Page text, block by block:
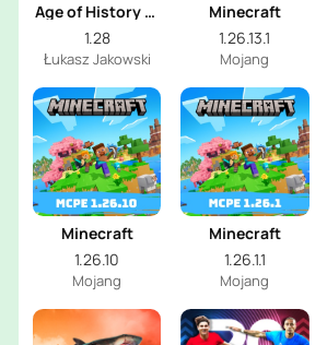
Age of History 2:
Definitive
Edition
1.28
Łukasz Jakowski
Minecraft
1.26.13.1
Mojang
Minecraft
1.26.10
Mojang
Minecraft
1.26.1.1
Mojang